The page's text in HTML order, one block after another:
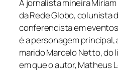
A jornalista mineira
da Rede Globo, colunista
conferencista em
é a personagem principal,
marido Marcelo Netto, do
em que o autor, Matheus